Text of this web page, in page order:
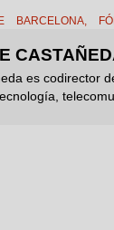
BARCELONA,
es codirector